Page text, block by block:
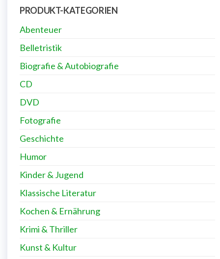
PRODUKT-KATEGORIEN
Abenteuer
Belletristik
Biografie & Autobiografie
CD
DVD
Fotografie
Geschichte
Humor
Kinder & Jugend
Klassische Literatur
Kochen & Ernährung
Krimi & Thriller
Kunst & Kultur